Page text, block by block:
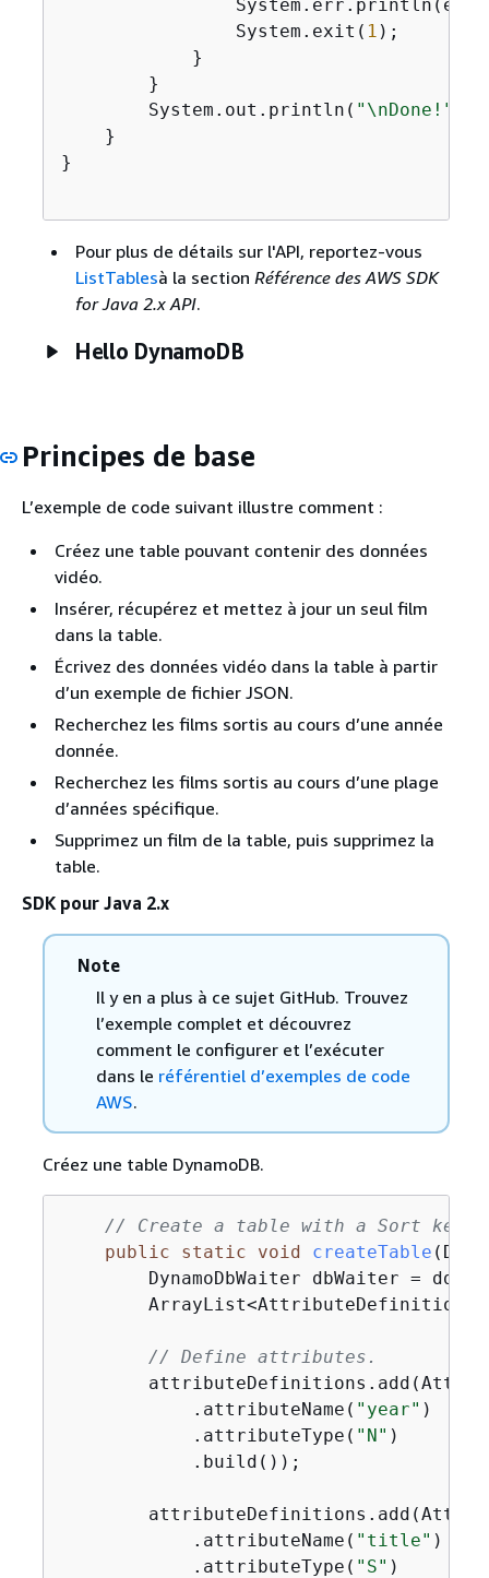
                System.exit(
1 );
            }
        }
        System.out.println(
"\nDone!"
    }
}
Pour plus de détails sur l'API, reportez-vous
ListTablesà la section Référence des AWS SDK
for Java 2.x API.
Hello DynamoDB
Principes de base
L’exemple de code suivant illustre comment :
Créez une table pouvant contenir des données
vidéo.
Insérer, récupérez et mettez à jour un seul film
dans la table.
Écrivez des données vidéo dans la table à partir
d’un exemple de fichier JSON.
Recherchez les films sortis au cours d’une année
donnée.
Recherchez les films sortis au cours d’une plage
d’années spécifique.
Supprimez un film de la table, puis supprimez la
table.
SDK pour Java 2.x
Note
Il y en a plus à ce sujet GitHub. Trouvez
l’exemple complet et découvrez
comment le configurer et l’exécuter
dans le référentiel d’exemples de code
AWS.
Créez une table DynamoDB.
// Create a table with a Sort key.
public
static void createTable
DynamoDbWaiter dbWaiter =
// Define attributes.
            .attributeName(
"year" )
            .attributeType(
"N" )
            .build());
            .attributeName(
"title" )
            .attributeType(
"S" )